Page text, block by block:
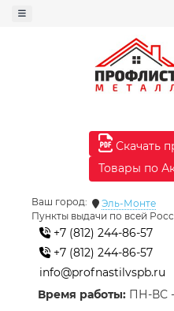
Скачать
Товары по
Ваш город:
Эль-Монте
Пункты выдачи по всей
+7 (812) 244-86-57
+7 (812) 244-86-57
info@profnastilvspb.ru
Время работы: ПН-ВС -